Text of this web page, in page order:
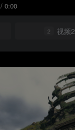
/ 0:00
2 视频2